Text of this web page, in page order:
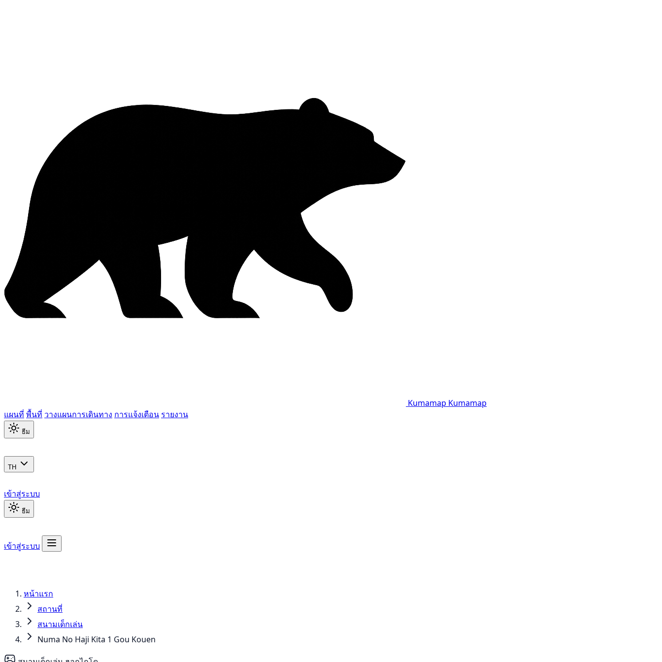
Kumamap Kumamap
แผนที่ พื้นที่ วางแผนการเดินทาง การแจ้งเตือน รายงาน
ธีม
TH
เข้าสู่ระบบ
ธีม
เข้าสู่ระบบ
หน้าแรก
สถานที่
สนามเด็กเล่น
Numa No Haji Kita 1 Gou Kouen